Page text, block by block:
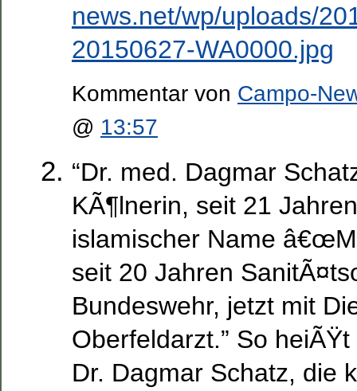
news.net/wp/uploads/
20150627-WA0000.jpg
Kommentar von Campo-
@ 13:57
“Dr. med. Dagmar
KÃ¶lnerin, seit 21
islamischer Name
seit 20 Jahren
Bundeswehr, jetzt mit
Oberfeldarzt.” So
Dr. Dagmar Schatz, die